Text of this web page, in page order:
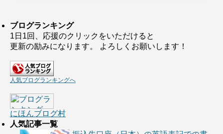
ブログランキング
1日1回、応援のクリックをいただけると
更新の励みになります。 よろしくお願いします！
人気ブログランキングへ
にほんブログ村
人気記事一覧